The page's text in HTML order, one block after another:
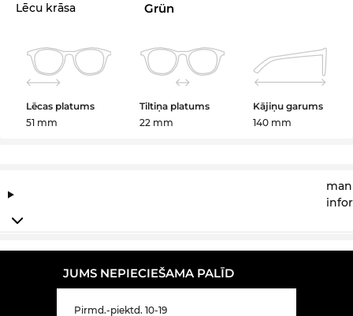
Lēcu krāsa Grün
Lēcas platums
51 mm
Tiltiņa platums
22 mm
Kājiņu garums
140 mm
JUMS NEPIECIEŠAMA PALĪD
Pirmd.-piektd. 10-19